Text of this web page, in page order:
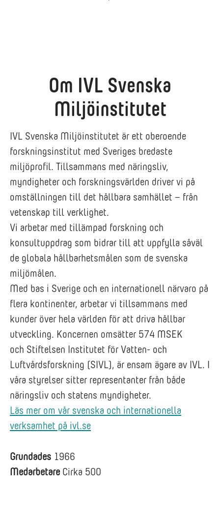
Om IVL Svenska
Miljöinstitutet
IVL Svenska Miljöinstitutet är ett oberoende
forskningsinstitut med Sveriges bredaste
miljöprofil. Tillsammans med näringsliv,
myndigheter och forskningsvärlden driver vi på
omställningen till det hållbara samhället – från
vetenskap till verklighet.
Vi arbetar med tillämpad forskning och
konsultuppdrag som bidrar till att uppfylla såväl
de globala hållbarhetsmålen som de svenska
miljömålen.
Med bas i Sverige och en internationell närvaro på
flera kontinenter, arbetar vi tillsammans med
kunder över hela världen för att driva hållbar
utveckling. Koncernen omsätter 574 MSEK
och Stiftelsen Institutet för Vatten- och
Luftvårdsforskning (SIVL), är ensam ägare av IVL. I
våra styrelser sitter representanter från både
näringsliv och statens myndigheter.
Läs mer om vår svenska och internationella
verksamhet på ivl.se
Grundades 1966
Medarbetare Cirka 500